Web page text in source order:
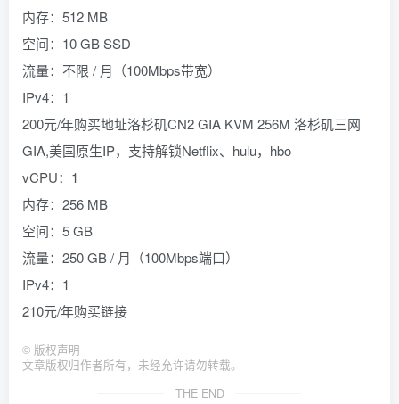
内存：512 MB
空间：10 GB SSD
流量：不限 / 月（100Mbps带宽）
IPv4：1
200元/年购买地址洛杉矶CN2 GIA KVM 256M 洛杉矶三网
GIA,美国原生IP，支持解锁Netflix、hulu，hbo
vCPU：1
内存：256 MB
空间：5 GB
流量：250 GB / 月（100Mbps端口）
IPv4：1
210元/年购买链接
© 版权声明
文章版权归作者所有，未经允许请勿转载。
THE END